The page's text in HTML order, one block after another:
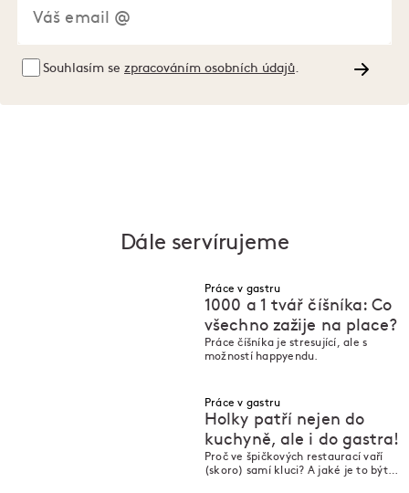
Souhlasím se zpracováním osobních údajů
Dále servírujeme
Práce v gastru
1000 a 1 tvář číšníka: Co
všechno zažije na place?
Práce číšníka je stresující, ale s
možností happyendu.
Práce v gastru
Holky patří nejen do
kuchyně, ale i do gastra!
Proč ve špičkových restaurací vaří
(skoro) samí kluci? A jaké je to být